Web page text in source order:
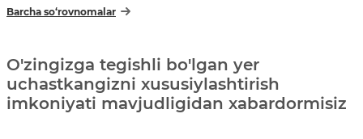
Barcha so‘rovnomalar
O'zingizga tegishli bo'lgan yer
uchastkangizni xususiylashtirish
imkoniyati mavjudligidan xabardormisiz